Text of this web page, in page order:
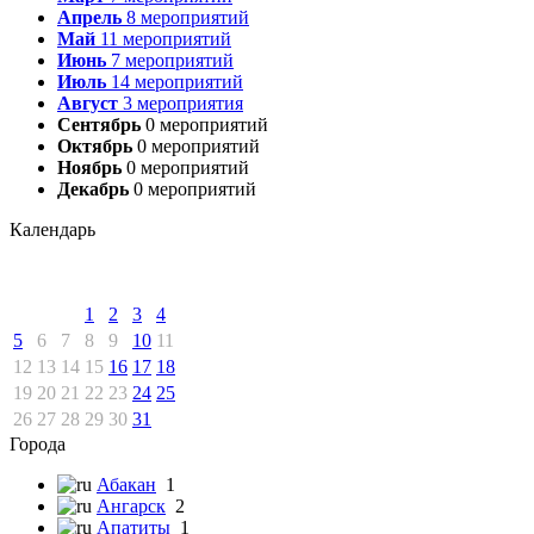
Апрель 8 мероприятий
Май 11 мероприятий
Июнь 7 мероприятий
Июль 14 мероприятий
Август 3 мероприятия
Сентябрь 0 мероприятий
Октябрь 0 мероприятий
Ноябрь 0 мероприятий
Декабрь 0 мероприятий
Календарь
1 2 3
4
5
6 7 8 9 10 11
12 13 14 15 16 17 18
19 20 21 22 23 24 25
26 27 28 29 30 31
Города
Абакан 1
Ангарск 2
Апатиты 1